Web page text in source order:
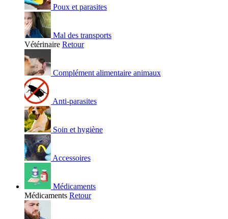
Poux et parasites
Mal des transports
Vétérinaire Retour
Complément alimentaire animaux
Anti-parasites
Soin et hygiène
Accessoires
Médicaments
Médicaments Retour